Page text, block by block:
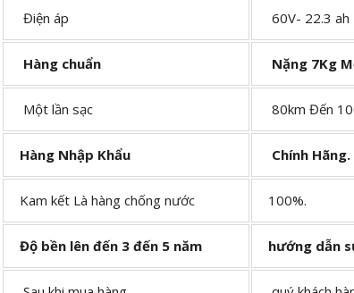
Điện áp 60V- 22.3 ah
Hàng chuẩn Nặng 7Kg
Một lần sạc 80km Đến
Hàng Nhập Khẩu Chính Hãng.
Kam kết Là hàng chống nước 100%.
Độ bền lên đến 3 đến 5 năm hướng dẫn